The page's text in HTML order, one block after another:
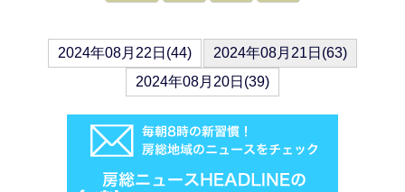
2024年08月22日(44)
2024年08月21日(63)
2024年08月20日(39)